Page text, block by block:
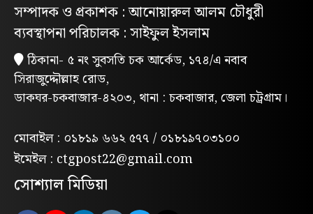
পরিবেশবান্ধব ই-রিকশার লাইসেন্স
গণভোটের রায় ও জুলাই সনদ বাস্তবায়নের
দাবিতে লোহাগাড়ায় ছাত্রশিবিরের বিক্ষোভ
মিছিল
“চাঁদা নাপেয়ে পেঁপে বাগান ধ্বংস: পাহাড়ি
সন্ত্রাসীদের গ্রেপ্তারের দাবিতে পিসিসিপির
বিক্ষোভ”
লোহাগাড়ায় পরিবেশক অ্যাসোসিয়েশনের
উদ্যোগে বন্যাদুর্গতদের মাঝে ঢেউটিন বিতরণ
সম্পাদক ও প্রকাশক : আনোয়ারুল আলম চৌধুরী
ব্যবস্থাপনা পরিচালক : সাইফুল ইসলাম
ঠিকানা- ৫ নং সুবসতি চক আর্কেড, ১৭৪/এ নবাব
সিরাজুদ্দৌল্লাহ রোড,
ডাকঘর-চকবাজার-৪২০৩, থানা : চকবাজার, জেলা চট্রগ্রাম।
মোবাইল : ০১৮১৯ ৬৬২ ৫৭৭ / ০১৮১৯৭০৩১০০
ইমেইল : ctgpost22@gmail.com
সোশ্যাল মিডিয়া